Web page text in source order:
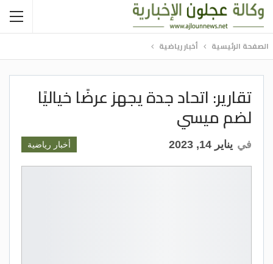
الصفحة الرئيسية أخبار رياضية
تقارير: اتحاد جدة يجهز عرضًا خياليًا
لضم ميسي
أخبار رياضية في يناير 14, 2023